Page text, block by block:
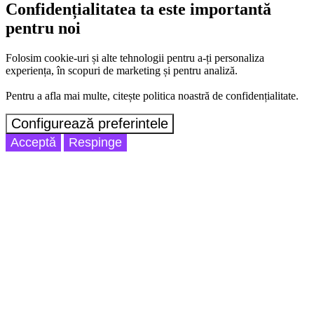
Confidențialitatea ta este importantă
pentru noi
Folosim cookie-uri și alte tehnologii pentru a-ți personaliza
experiența, în scopuri de marketing și pentru analiză.
Pentru a afla mai multe, citește politica noastră de confidențialitate.
Configurează preferintele
Acceptă Respinge